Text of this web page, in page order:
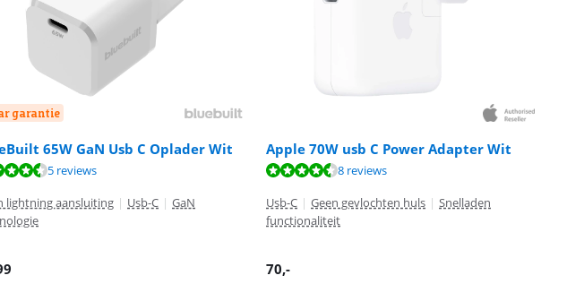
garantie
65W GaN Usb C Oplader Wit
5 reviews
lightning aansluiting | Usb-C | GaN
Apple 70W usb C Power Adapter Wit
8 reviews
Usb-C | Geen gevlochten huls | Snelladen
functionaliteit
70,-